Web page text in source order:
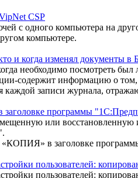
CSP
с одного компьютера на
компьютере.
и когда изменял документы в
необходимо посмотреть
содержит информацию о
каждой записи журнала,
в заголовке программы
или восстановленную
«КОПИЯ» в заголовке
пользователей:
пользователей: